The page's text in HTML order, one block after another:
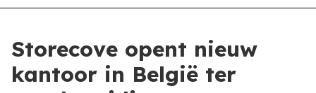
Storecove opent nieuw
kantoor in België ter